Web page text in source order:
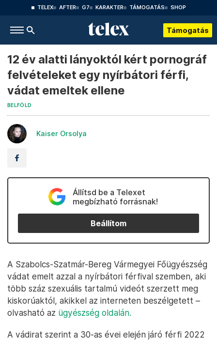
TELEX AFTER G7 KARAKTER TÁMOGATÁS SHOP
Támogatás
12 év alatti lányoktól kért pornográf
felvételeket egy nyírbátori férfi,
vádat emeltek ellene
BELFÖLD
Kaiser Orsolya
Állítsd be a Telexet
megbízható forrásnak!
Beállítom
A Szabolcs-Szatmár-Bereg Vármegyei Főügyészség
vádat emelt azzal a nyírbátori férfival szemben, aki
több száz szexuális tartalmú videót szerzett meg
kiskorúaktól, akikkel az interneten beszélgetett –
olvasható az ügyészség oldalán.
A vádirat szerint a 30-as évei elején járó férfi 2022